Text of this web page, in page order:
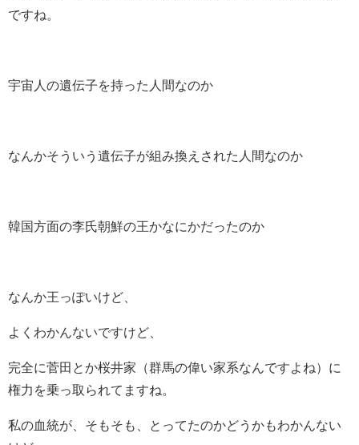
ですね。
宇宙人の遺伝子を持った人間なのか
なんかそういう遺伝子が組み換えされた人間なのか
韓国方面の李氏朝鮮の王かなにかだったのか
なんか王っぽいけど、
よくわかんないですけど、
完全に菅田とか桜井家（群馬の偉い家系なんですよね）に
権力を乗っ取られてますね。
私の血統が、そもそも、とってたのかどうかもわかんない